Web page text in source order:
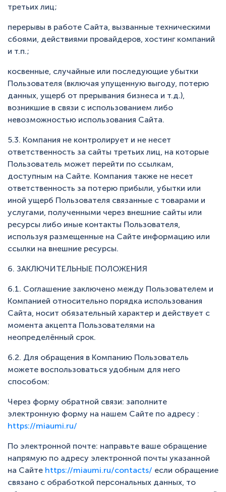
третьих лиц;
перерывы в работе Сайта, вызванные техническими
сбоями, действиями провайдеров, хостинг компаний
и т.п.;
косвенные, случайные или последующие убытки
Пользователя (включая упущенную выгоду, потерю
данных, ущерб от прерывания бизнеса и т.д.),
возникшие в связи с использованием либо
невозможностью использования Сайта.
5.3. Компания не контролирует и не несет
ответственность за сайты третьих лиц, на которые
Пользователь может перейти по ссылкам,
доступным на Сайте. Компания также не несет
ответственность за потерю прибыли, убытки или
иной ущерб Пользователя связанные с товарами и
услугами, полученными через внешние сайты или
ресурсы либо иные контакты Пользователя,
используя размещенные на Сайте информацию или
ссылки на внешние ресурсы.
6. ЗАКЛЮЧИТЕЛЬНЫЕ ПОЛОЖЕНИЯ
6.1. Соглашение заключено между Пользователем и
Компанией относительно порядка использования
Сайта, носит обязательный характер и действует с
момента акцепта Пользователями на
неопределённый срок.
6.2. Для обращения в Компанию Пользователь
можете воспользоваться удобным для него
способом:
Через форму обратной связи: заполните
электронную форму на нашем Сайте по адресу :
https://miaumi.ru/
По электронной почте: направьте ваше обращение
напрямую по адресу электронной почты указанной
на Сайте https://miaumi.ru/contacts/ если обращение
связано с обработкой персональных данных, то